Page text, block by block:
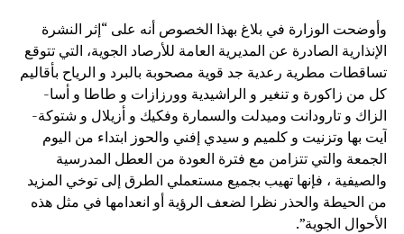
وأوضحت الوزارة في بلاغ بهذا الخصوص أنه على “إثر النشرة
الإنذارية الصادرة عن المديرية العامة للأرصاد الجوية، التي تتوقع
تساﻗﻄﺎﺕ مطرية رعدية جد قوية مصحوبة بالبرد ﻭ ﺍﻟﺮﻳﺎﺡ بأقاليم
كل من ﺯﺍﻛﻮﺭﺓ و ﺗﻨﻐﻴﺮ و ﺍﻟﺮﺍﺷﻴﺪﻳﺔ وﻭﺭﺯﺍﺯﺍﺕ ﻭ ﻃﺎطا و ﺃﺳﺎ-
ﺍﻟﺰﺍﻙ و ﺗﺎﺭﻭﺩﺍﻧﺖ وﻣﻴﺪﻟﺖ وﺍﻟﺴﻤﺎﺭﺓ وﻓﻜﻴﻚ و ﺃﺯﻳﻼﻝ و ﺷﺘﻮﻛﺔ-
ﺁﻳﺖ ﺑﻬﺎ وﺗﺰﻧﻴﺖ و ﻛﻠﻤﻴﻢ و ﺳﻴﺪﻱ إﻓﻨﻲ وﺍﻟﺤﻮﺯ ابتداء من اليوم
الجمعة والتي تتزامن مع فترة العودة من العطل المدرسية
والصيفية ، فإنها تهيب بجميع مستعملي الطرق إلى توخي المزيد
من الحيطة والحذر نظرا لضعف الرؤية أو انعدامها في مثل هذه
الأحوال الجوية”.